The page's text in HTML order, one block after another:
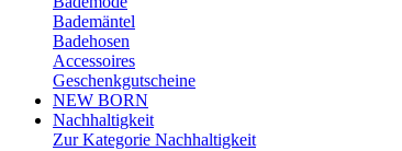
Bademäntel
Badehosen
Accessoires
Geschenkgutscheine
NEW BORN
Nachhaltigkeit
Zur Kategorie Nachhaltigkeit